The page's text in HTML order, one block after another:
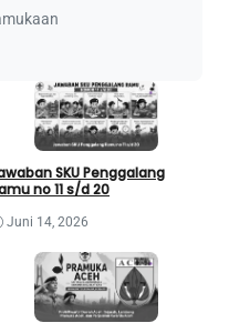
SKU Penggalang
no 11 s/d 20
Juni 14, 2026